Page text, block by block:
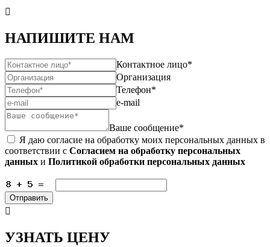

НАПИШИТЕ НАМ
Контактное лицо*
Организация
Телефон*
e-mail
Ваше сообщение*
Я даю согласие на обработку моих персональных данных в
соответствии с Согласием на обработку персональных
данных и Политикой обработки персональных данных
Отправить

УЗНАТЬ ЦЕНУ